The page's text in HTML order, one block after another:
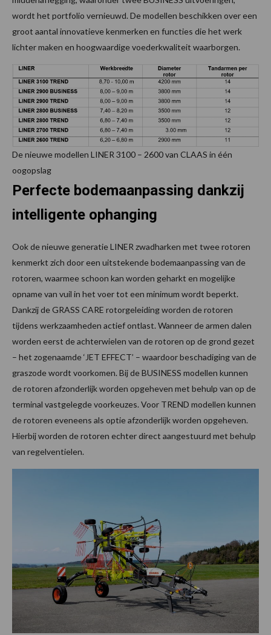
wordt het portfolio vernieuwd. De modellen beschikken over een
groot aantal innovatieve kenmerken en functies die het werk
lichter maken en hoogwaardige voederkwaliteit waarborgen.
De nieuwe modellen LINER 3100 – 2600 van CLAAS in één
oogopslag
Perfecte bodemaanpassing dankzij
intelligente ophanging
Ook de nieuwe generatie LINER zwadharken met twee rotoren
kenmerkt zich door een uitstekende bodemaanpassing van de
rotoren, waarmee schoon kan worden geharkt en mogelijke
opname van vuil in het voer tot een minimum wordt beperkt.
Dankzij de GRASS CARE rotorgeleiding worden de rotoren
tijdens werkzaamheden actief ontlast. Wanneer de armen dalen
worden eerst de achterwielen van de rotoren op de grond gezet
– het zogenaamde ‘JET EFFECT’ – waardoor beschadiging van de
graszode wordt voorkomen. Bij de BUSINESS modellen kunnen
de rotoren afzonderlijk worden opgeheven met behulp van op de
terminal vastgelegde voorkeuzes. Voor TREND modellen kunnen
de rotoren eveneens als optie afzonderlijk worden opgeheven.
Hierbij worden de rotoren echter direct aangestuurd met behulp
van regelventielen.